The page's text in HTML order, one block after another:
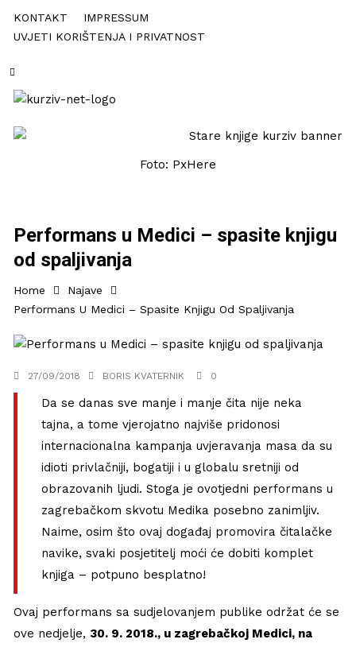
KONTAKT
IMPRESSUM
UVJETI KORIŠTENJA I PRIVATNOST
Foto: PxHere
Performans u Medici – spasite knjigu
od spaljivanja
Home
Najave
Performans U Medici – Spasite Knjigu Od Spaljivanja
27/09/2018 BORIS KVATERNIK 0
Da se danas sve manje i manje čita nije neka
tajna, a tome vjerojatno najviše pridonosi
internacionalna kampanja uvjeravanja masa da su
idioti privlačniji, bogatiji i u globalu sretniji od
obrazovanih ljudi. Stoga je ovotjedni performans u
zagrebačkom skvotu Medika posebno zanimljiv.
Naime, osim što ovaj događaj promovira čitalačke
navike, svaki posjetitelj moći će dobiti komplet
knjiga – potpuno besplatno!
Ovaj performans sa sudjelovanjem publike održat će se
ove nedjelje, 30. 9. 2018., u zagrebačkoj Medici, na